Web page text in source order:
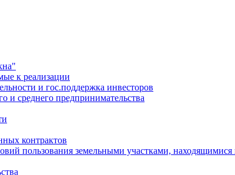
к реализации
и гос.поддержка инвесторов
и среднего предпринимательства
контрактов
пользования земельными участками,